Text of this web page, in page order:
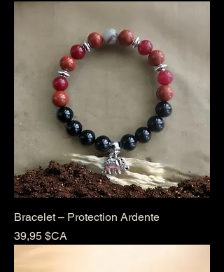
Bracelet – Protection Ardente
Prix
39,95 $CA